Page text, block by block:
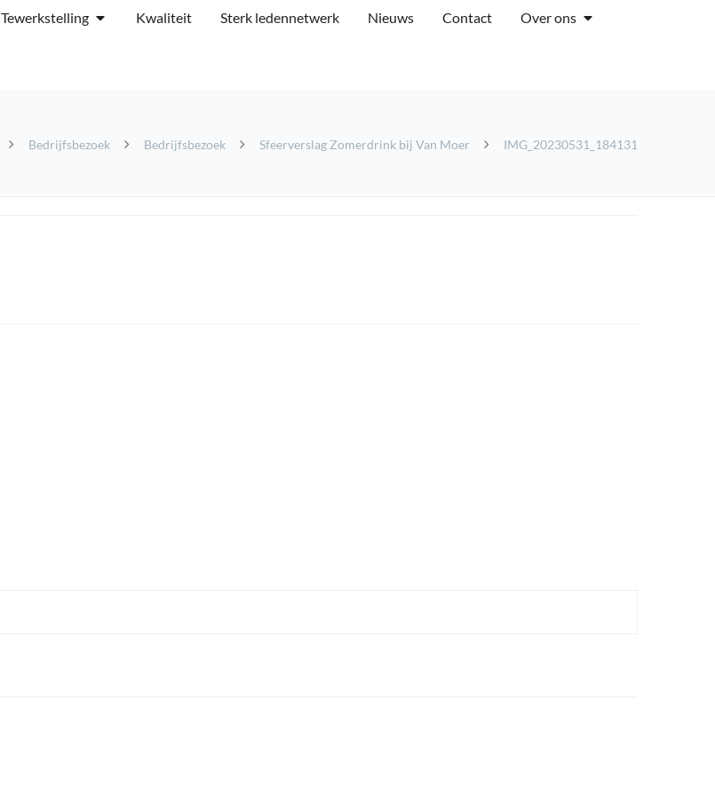
Tewerkstelling Kwaliteit Sterk ledennetwerk Nieuws Contact Over ons
Bedrijfsbezoek Bedrijfsbezoek Sfeerverslag Zomerdrink bij Van Moer IMG_20230531_184131